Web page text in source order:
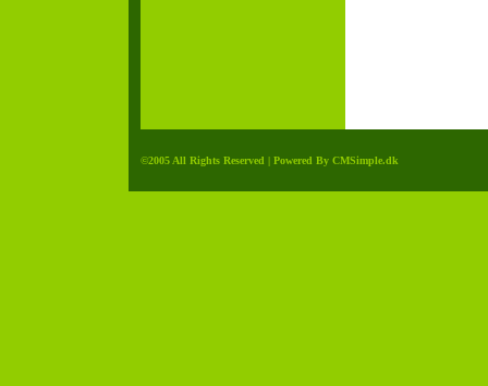
©2005 All Rights Reserved | Powered By CMSimple.dk